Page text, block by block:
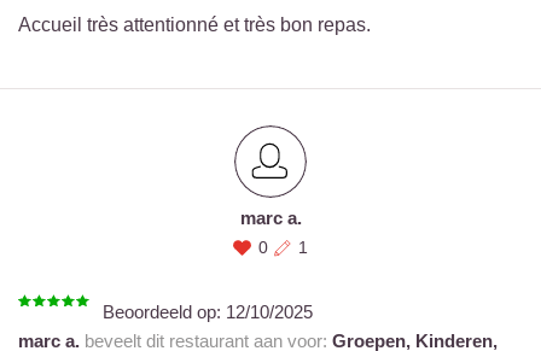
Accueil très attentionné et très bon repas.
marc a.
0 1
Beoordeeld op: 12/10/2025
marc a. beveelt dit restaurant aan voor: Groepen, Kinderen,